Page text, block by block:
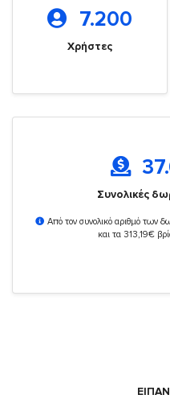
7.200
Χρήστες
Συνολικές
Από τον συνολικό αριθμό των
και τα 313,19€